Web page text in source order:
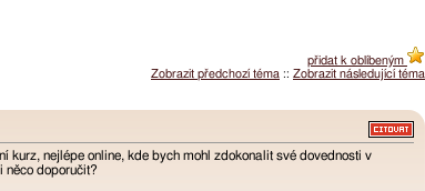
přidat k oblíbeným
Zobrazit předchozí téma :: Zobrazit následující téma
nejlépe online, kde bych mohl zdokonalit své dovednosti v
něco doporučit?